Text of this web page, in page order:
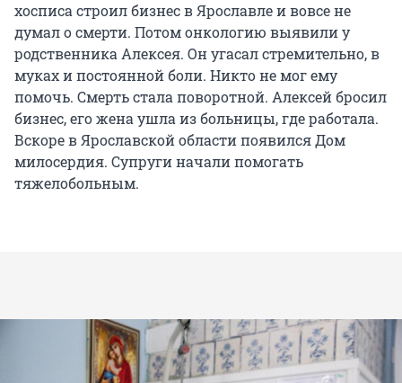
хосписа строил бизнес в Ярославле и вовсе не
думал о смерти. Потом онкологию выявили у
родственника Алексея. Он угасал стремительно, в
муках и постоянной боли. Никто не мог ему
помочь. Смерть стала поворотной. Алексей бросил
бизнес, его жена ушла из больницы, где работала.
Вскоре в Ярославской области появился Дом
милосердия. Супруги начали помогать
тяжелобольным.